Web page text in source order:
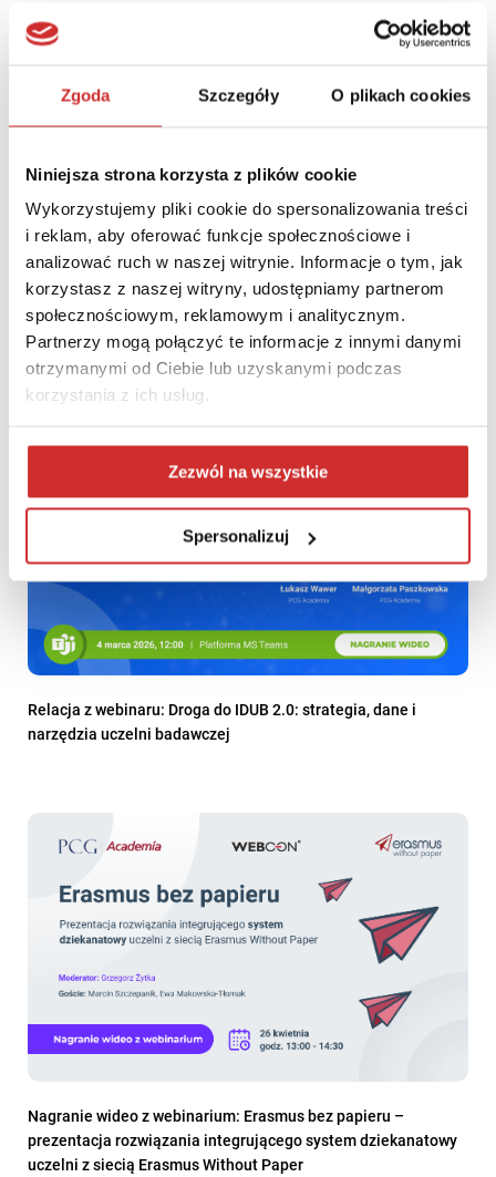
Zgoda Szczegóły O plikach cookies
Niniejsza strona korzysta z plików cookie
Wykorzystujemy pliki cookie do spersonalizowania treści
i reklam, aby oferować funkcje społecznościowe i
analizować ruch w naszej witrynie. Informacje o tym, jak
korzystasz z naszej witryny, udostępniamy partnerom
społecznościowym, reklamowym i analitycznym.
Partnerzy mogą połączyć te informacje z innymi danymi
otrzymanymi od Ciebie lub uzyskanymi podczas
korzystania z ich usług.
Zezwól na wszystkie
Spersonalizuj
Piotr Dmochowski-Lipski powołany członkiem Komisji ONZ
Relacja z webinaru: Droga do IDUB 2.0: strategia, dane i
narzędzia uczelni badawczej
Nagranie wideo z webinarium: Erasmus bez papieru –
prezentacja rozwiązania integrującego system dziekanatowy
uczelni z siecią Erasmus Without Paper